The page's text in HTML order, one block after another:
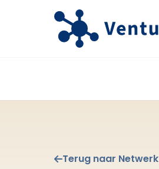
Terug naar Netwerk